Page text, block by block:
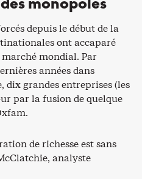
depuis le début de la
ont accaparé
mondial. Par
années dans
dix grandes entreprises (les
par la fusion de quelque
de richesse est sans
analyste